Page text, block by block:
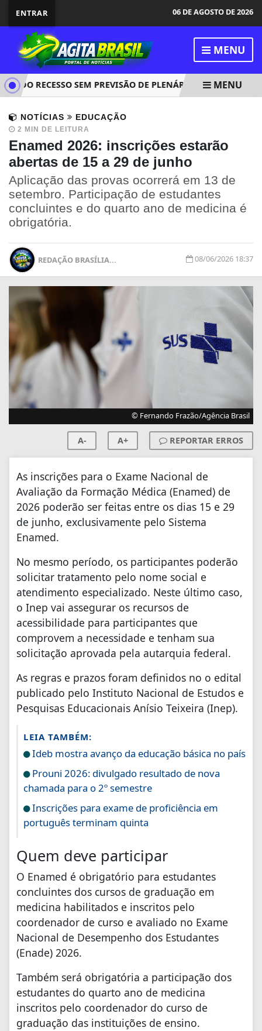
ENTRAR 06 DE AGOSTO DE 2026
MENU
DO RECESSO SEM PREVISÃO DE PLENÁRIO NESTA SEMANA
MENU
NOTÍCIAS EDUCAÇÃO
2 MIN DE LEITURA
Enamed 2026: inscrições estarão
abertas de 15 a 29 de junho
Aplicação das provas ocorrerá em 13 de
setembro. Participação de estudantes
concluintes e do quarto ano de medicina é
obrigatória.
REDAÇÃO BRASÍLIA... 08/06/2026 18:37
© Fernando Frazão/Agência Brasil
A- A+ REPORTAR ERROS
As inscrições para o Exame Nacional de
Avaliação da Formação Médica (Enamed) de
2026 poderão ser feitas entre os dias 15 e 29
de junho, exclusivamente pelo Sistema
Enamed.
No mesmo período, os participantes poderão
solicitar tratamento pelo nome social e
atendimento especializado. Neste último caso,
o Inep vai assegurar os recursos de
acessibilidade para participantes que
comprovem a necessidade e tenham sua
solicitação aprovada pela autarquia federal.
As regras e prazos foram definidos no o edital
publicado pelo Instituto Nacional de Estudos e
Pesquisas Educacionais Anísio Teixeira (Inep).
LEIA TAMBÉM:
Ideb mostra avanço da educação básica no país
Prouni 2026: divulgado resultado de nova
chamada para o 2º semestre
Inscrições para exame de proficiência em
português terminam quinta
Quem deve participar
O Enamed é obrigatório para estudantes
concluintes dos cursos de graduação em
medicina habilitados e inscritos pelo
coordenador de curso e avaliado no Exame
Nacional de Desempenho dos Estudantes
(Enade) 2026.
Também será obrigatória a participação dos
estudantes do quarto ano de medicina
inscritos pelo coordenador do curso de
graduação das instituições de ensino.